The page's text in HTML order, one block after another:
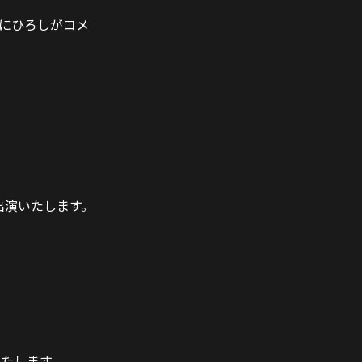
ひろしがコメ
いたします。